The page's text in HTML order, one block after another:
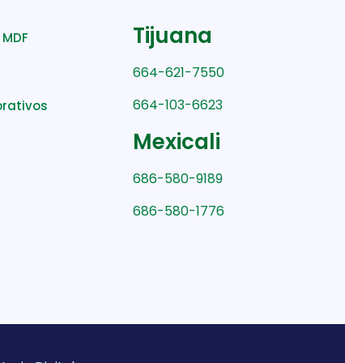
Tijuana
664-621-7550
664-103-6623
Mexicali
686-580-9189
686-580-1776